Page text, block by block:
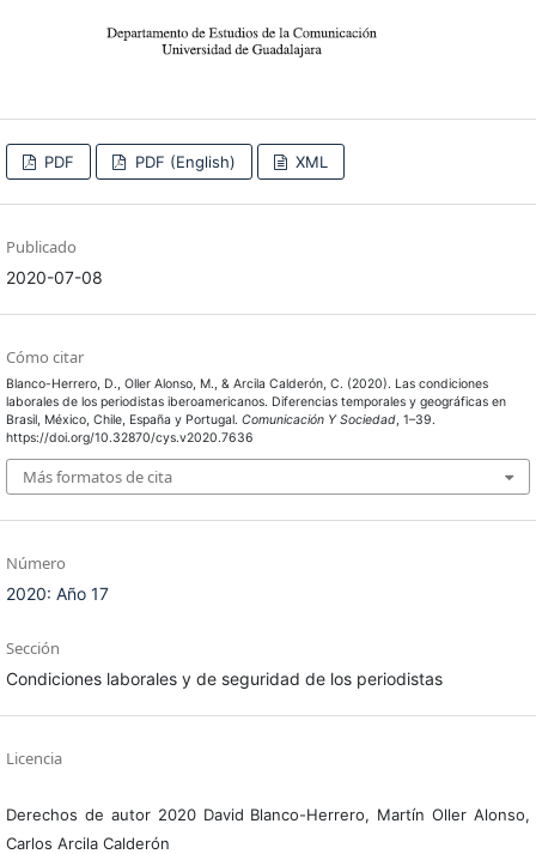
PDF PDF (English) XML
Publicado
2020-07-08
Cómo citar
Blanco-Herrero, D., Oller Alonso, M., & Arcila Calderón, C. (2020). Las condiciones
laborales de los periodistas iberoamericanos. Diferencias temporales y geográficas en
Brasil, México, Chile, España y Portugal. Comunicación Y Sociedad, 1–39.
https://doi.org/10.32870/cys.v2020.7636
Más formatos de cita
Número
2020: Año 17
Sección
Condiciones laborales y de seguridad de los periodistas
Licencia
Derechos de autor 2020 David Blanco-Herrero, Martín Oller Alonso,
Carlos Arcila Calderón